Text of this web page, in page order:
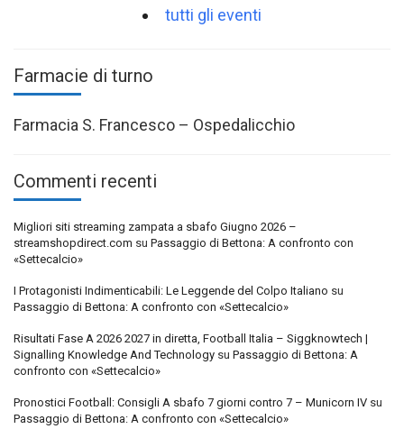
tutti gli eventi
Farmacie di turno
Farmacia S. Francesco – Ospedalicchio
Commenti recenti
Migliori siti streaming zampata a sbafo Giugno 2026 –
streamshopdirect.com su Passaggio di Bettona: A confronto con
«Settecalcio»
I Protagonisti Indimenticabili: Le Leggende del Colpo Italiano su
Passaggio di Bettona: A confronto con «Settecalcio»
Risultati Fase A 2026 2027 in diretta, Football Italia – Siggknowtech |
Signalling Knowledge And Technology su Passaggio di Bettona: A
confronto con «Settecalcio»
Pronostici Football: Consigli A sbafo 7 giorni contro 7 – Municorn IV su
Passaggio di Bettona: A confronto con «Settecalcio»